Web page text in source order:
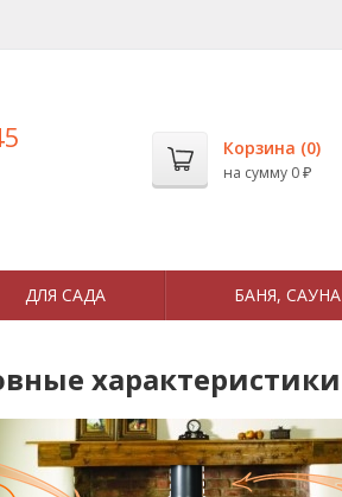
Корзина (0)
на сумму 0 ₽
ДЛЯ САДА БАНЯ, САУНА
характеристики